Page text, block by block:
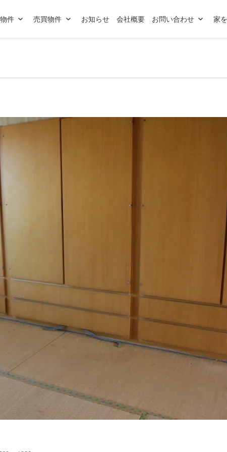
件 売買物件 お知らせ 会社概要 お問い合わせ 家